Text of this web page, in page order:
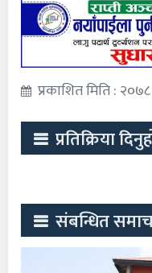
प्रकाशित मिति :
प्रतिक्रिया
संबन्धित